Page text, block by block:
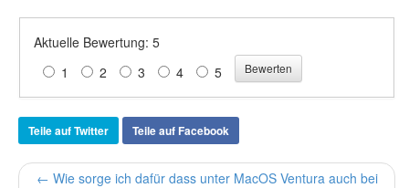
Aktuelle Bewertung: 5
1
2 3 4 5
Teile auf Twitter Teile auf Facebook
← Wie sorge ich dafür dass unter MacOS Ventura auch bei